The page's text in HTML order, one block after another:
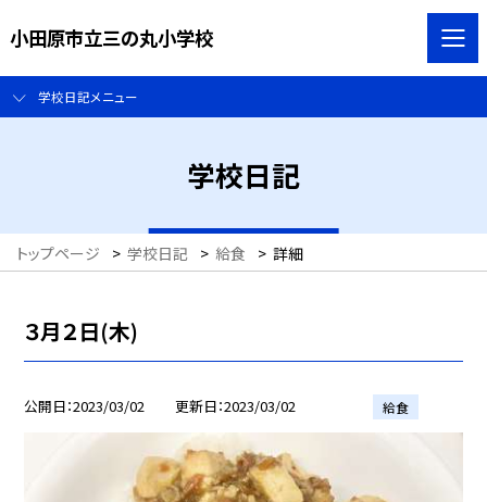
小田原市立三の丸小学校
学校日記メニュー
学校日記
トップページ > 学校日記 > 給食 > 詳細
３月２日(木)
公開日 2023/03/02 更新日 2023/03/02 給食